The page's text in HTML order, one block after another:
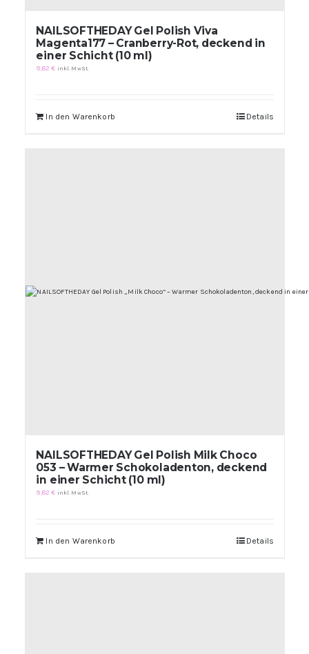
NAILSOFTHEDAY Gel Polish Viva
Magenta177 – Cranberry-Rot, deckend in
einer Schicht (10 ml)
9,82€ inkl. MwSt.
In den Warenkorb Details
NAILSOFTHEDAY Gel Polish Milk Choco
053 – Warmer Schokoladenton, deckend
in einer Schicht (10 ml)
9,82€ inkl. MwSt.
In den Warenkorb Details